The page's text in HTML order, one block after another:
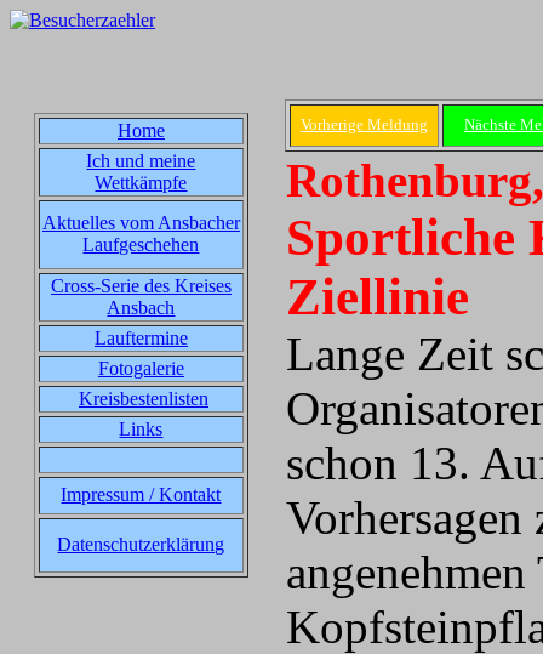
Home
Ich und meine
Wettkämpfe
Aktuelles vom Ansbacher
Laufgeschehen
Cross-Serie des Kreises
Ansbach
Lauftermine
Fotogalerie
Kreisbestenlisten
Links
Impressum / Kontakt
Datenschutzerklärung
Vorherige Meldung Nächste
Sportliche
Ziellinie
Lange Zeit
schon 13.
Vorhersagen